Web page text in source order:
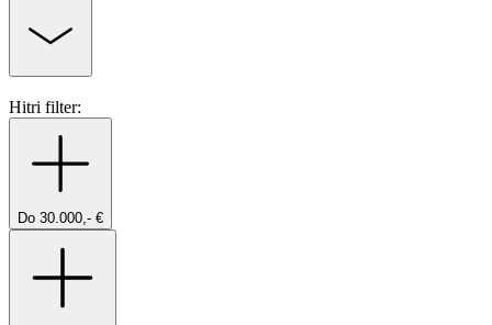
Hitri filter:
Do 30.000,- €